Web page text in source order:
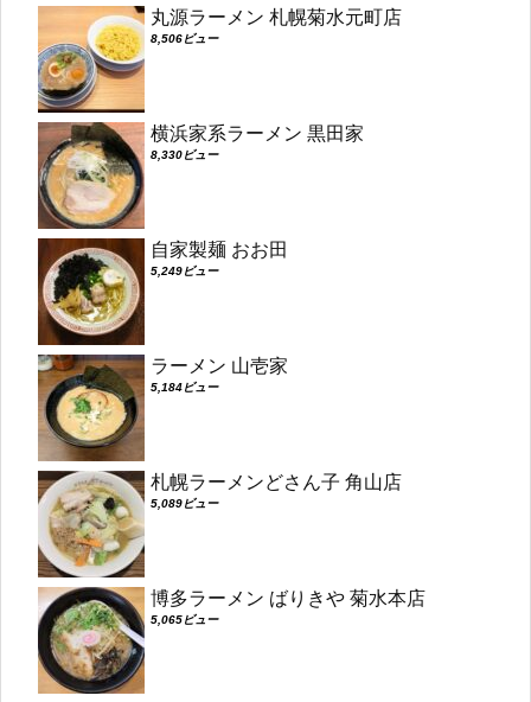
丸源ラーメン 札幌菊水元町店
8,506ビュー
横浜家系ラーメン 黒田家
8,330ビュー
自家製麺 おお田
5,249ビュー
ラーメン 山壱家
5,184ビュー
札幌ラーメンどさん子 角山店
5,089ビュー
博多ラーメン ばりきや 菊水本店
5,065ビュー